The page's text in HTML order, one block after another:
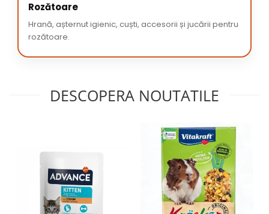
Rozătoare
Hrană, așternut igienic, cuști, accesorii și jucării pentru
rozătoare.
DESCOPERA NOUTATILE